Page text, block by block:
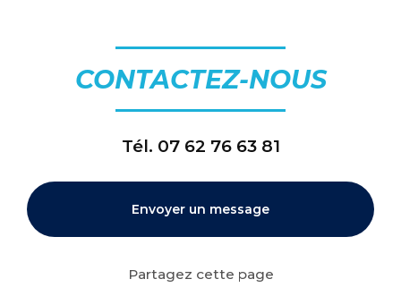
CONTACTEZ-NOUS
Tél. 07 62 76 63 81
Envoyer un message
Partagez cette page